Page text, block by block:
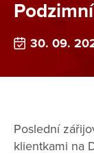
30. 09.
Poslední
klientkami na